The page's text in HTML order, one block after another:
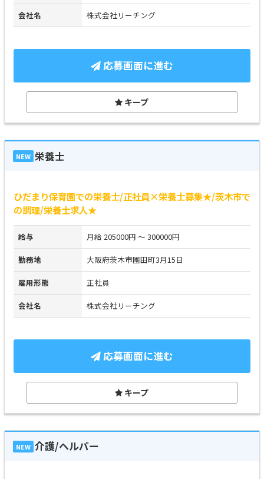
会社名 株式会社リーチング
応募画面に進む
キープ
NEW 栄養士
ひだまり保育園での栄養士/正社員×栄養士募集★/茨木市で
の調理/栄養士求人★
給与 月給 205000円 ～ 300000円
勤務地 大阪府茨木市園田町3月15日
雇用形態 正社員
会社名 株式会社リーチング
応募画面に進む
キープ
NEW 介護/ヘルパー